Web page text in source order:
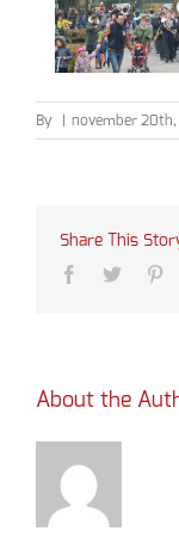
By november 20th,
Share This
About the